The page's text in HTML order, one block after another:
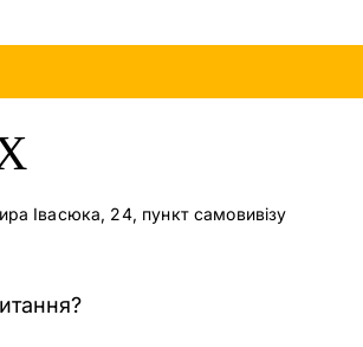
Івасюка, 24, пункт самовивізу